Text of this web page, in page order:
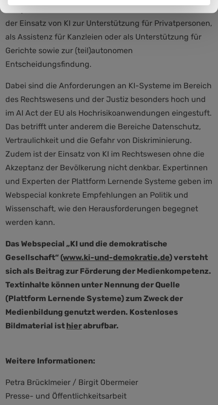
der Einsatz von KI zur Unterstützung für Privatpersonen,
als Assistenz für Kanzleien oder als Unterstützung für
Gerichte sowie zur (teil)autonomen
Entscheidungsfindung.
Dabei sind die Anforderungen an KI-Systeme im Bereich
des Rechtswesens und der Justiz besonders hoch und
im AI Act der EU als Hochrisikoanwendungen eingestuft.
Das betrifft unter anderem die Bereiche Datenschutz,
Vertraulichkeit und die Gefahr von Diskriminierung.
Zudem ist der Einsatz von KI im Rechtswesen ohne die
Akzeptanz der Bevölkerung nicht denkbar. Expertinnen
und Experten der Plattform Lernende Systeme geben im
Webspecial konkrete Empfehlungen an Politik und
Wissenschaft, wie den Herausforderungen begegnet
werden kann.
Das Webspecial „KI und die demokratische
Gesellschaft“ (www.ki-und-demokratie.de) versteht
sich als Beitrag zur Förderung der Medienkompetenz.
Textinhalte können unter Nennung der Quelle
(Plattform Lernende Systeme) zum Zweck der
Medienbildung genutzt werden. Kostenloses
Bildmaterial ist hierabrufbar.
Weitere Informationen:
Petra Brücklmeier / Birgit Obermeier
Presse- und Öffentlichkeitsarbeit